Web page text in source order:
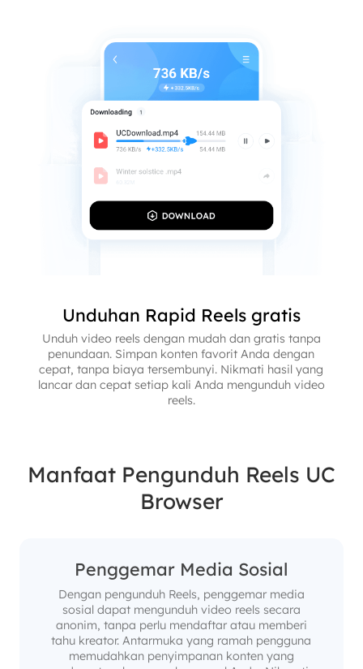
Unduhan Rapid Reels gratis
Unduh video reels dengan mudah dan gratis tanpa
penundaan. Simpan konten favorit Anda dengan
cepat, tanpa biaya tersembunyi. Nikmati hasil yang
lancar dan cepat setiap kali Anda mengunduh video
reels.
Manfaat Pengunduh Reels UC
Browser
Penggemar Media Sosial
Dengan pengunduh Reels, penggemar media
sosial dapat mengunduh video reels secara
anonim, tanpa perlu mendaftar atau memberi
tahu kreator. Antarmuka yang ramah pengguna
memudahkan penyimpanan konten yang